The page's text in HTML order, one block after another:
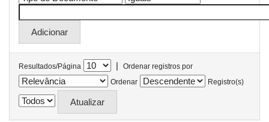
Resultados/Página |
Ordenar registros por
Ordenar
Registro(s)